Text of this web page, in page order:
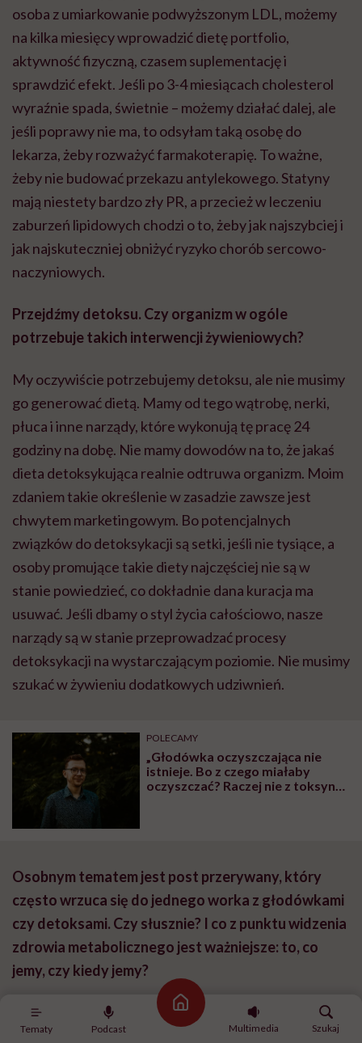
Tematy Podcast
Strona główna
Multimedia
Szukaj
osoba z umiarkowanie podwyższonym LDL, możemy
na kilka miesięcy wprowadzić dietę portfolio,
aktywność fizyczną, czasem suplementację i
sprawdzić efekt. Jeśli po 3-4 miesiącach cholesterol
wyraźnie spada, świetnie – możemy działać dalej, ale
jeśli poprawy nie ma, to odsyłam taką osobę do
lekarza, żeby rozważyć farmakoterapię. To ważne,
żeby nie budować przekazu antylekowego. Statyny
mają niestety bardzo zły PR, a przecież w leczeniu
zaburzeń lipidowych chodzi o to, żeby jak najszybciej i
jak najskuteczniej obniżyć ryzyko chorób sercowo-
naczyniowych.
Przejdźmy detoksu. Czy organizm w ogóle
potrzebuje takich interwencji żywieniowych?
My oczywiście potrzebujemy detoksu, ale nie musimy
go generować dietą. Mamy od tego wątrobę, nerki,
płuca i inne narządy, które wykonują tę pracę 24
godziny na dobę. Nie mamy dowodów na to, że jakaś
dieta detoksykująca realnie odtruwa organizm. Moim
zdaniem takie określenie w zasadzie zawsze jest
chwytem marketingowym. Bo potencjalnych
związków do detoksykacji są setki, jeśli nie tysiące, a
osoby promujące takie diety najczęściej nie są w
stanie powiedzieć, co dokładnie dana kuracja ma
usuwać. Jeśli dbamy o styl życia całościowo, nasze
narządy są w stanie przeprowadzać procesy
detoksykacji na wystarczającym poziomie. Nie musimy
szukać w żywieniu dodatkowych udziwnień.
POLECAMY
„Głodówka oczyszczająca nie
istnieje. Bo z czego miałaby
oczyszczać? Raczej nie z toksyn
Osobnym tematem jest post przerywany, który
często wrzuca się do jednego worka z głodówkami
czy detoksami. Czy słusznie? I co z punktu widzenia
zdrowia metabolicznego jest ważniejsze: to, co
jemy, czy kiedy jemy?
Absolutnie nie, bo to nie jest to samo. Samych
rodzajów postu przerywanego jest kilka.